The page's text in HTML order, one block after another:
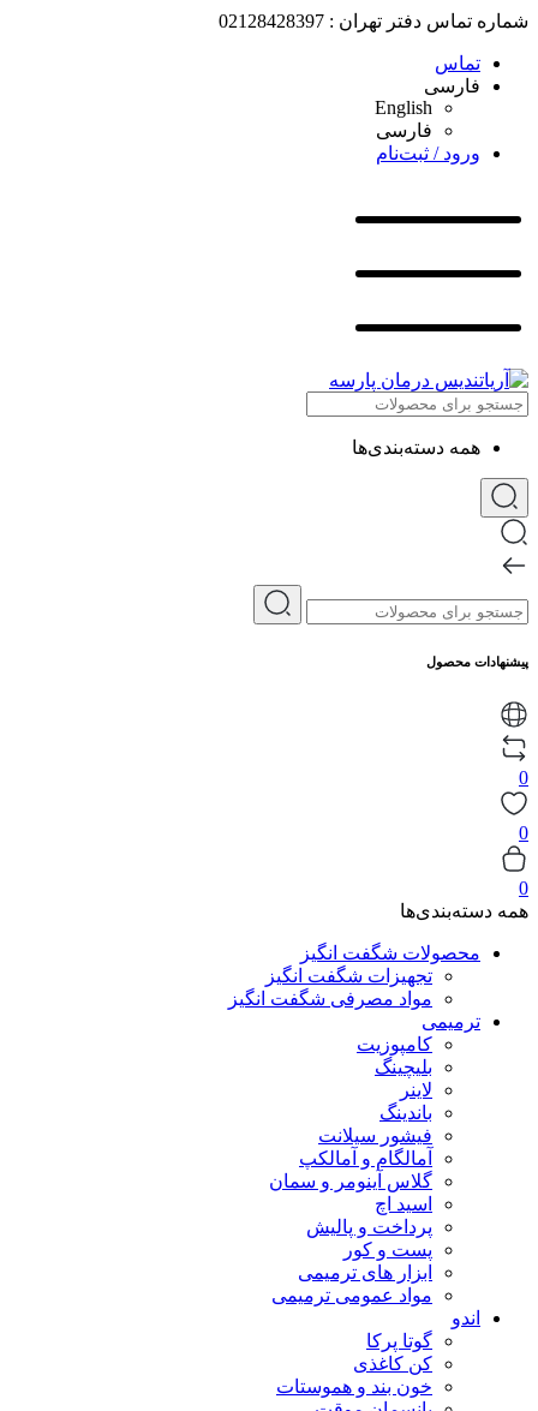
شماره تماس دفتر تهران : 02128428397
تماس
فارسی
English
فارسی
ورود / ثبت‌نام
همه دسته‌بندی‌ها
پیشنهادات محصول
0
0
0
همه دسته‌بندی‌ها
محصولات شگفت انگیز
تجهیزات شگفت انگیز
مواد مصرفی شگفت انگیز
ترمیمی
کامپوزیت
بلیچینگ
لاینر
باندینگ
فیشور سیلانت
آمالگام و آمالکپ
گلاس آینومر و سمان
اسید اچ
پرداخت و پالیش
پست و کور
ابزار های ترمیمی
مواد عمومی ترمیمی
اندو
گوتا پرکا
کن کاغذی
خون بند و هموستات